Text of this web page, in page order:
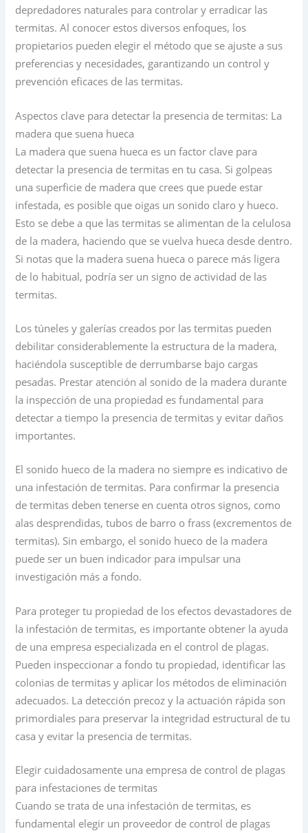
depredadores naturales para controlar y erradicar las
termitas. Al conocer estos diversos enfoques, los
propietarios pueden elegir el método que se ajuste a sus
preferencias y necesidades, garantizando un control y
prevención eficaces de las termitas.
Aspectos clave para detectar la presencia de termitas: La
madera que suena hueca
La madera que suena hueca es un factor clave para
detectar la presencia de termitas en tu casa. Si golpeas
una superficie de madera que crees que puede estar
infestada, es posible que oigas un sonido claro y hueco.
Esto se debe a que las termitas se alimentan de la celulosa
de la madera, haciendo que se vuelva hueca desde dentro.
Si notas que la madera suena hueca o parece más ligera
de lo habitual, podría ser un signo de actividad de las
termitas.
Los túneles y galerías creados por las termitas pueden
debilitar considerablemente la estructura de la madera,
haciéndola susceptible de derrumbarse bajo cargas
pesadas. Prestar atención al sonido de la madera durante
la inspección de una propiedad es fundamental para
detectar a tiempo la presencia de termitas y evitar daños
importantes.
El sonido hueco de la madera no siempre es indicativo de
una infestación de termitas. Para confirmar la presencia
de termitas deben tenerse en cuenta otros signos, como
alas desprendidas, tubos de barro o frass (excrementos de
termitas). Sin embargo, el sonido hueco de la madera
puede ser un buen indicador para impulsar una
investigación más a fondo.
Para proteger tu propiedad de los efectos devastadores de
la infestación de termitas, es importante obtener la ayuda
de una empresa especializada en el control de plagas.
Pueden inspeccionar a fondo tu propiedad, identificar las
colonias de termitas y aplicar los métodos de eliminación
adecuados. La detección precoz y la actuación rápida son
primordiales para preservar la integridad estructural de tu
casa y evitar la presencia de termitas.
Elegir cuidadosamente una empresa de control de plagas
para infestaciones de termitas
Cuando se trata de una infestación de termitas, es
fundamental elegir un proveedor de control de plagas